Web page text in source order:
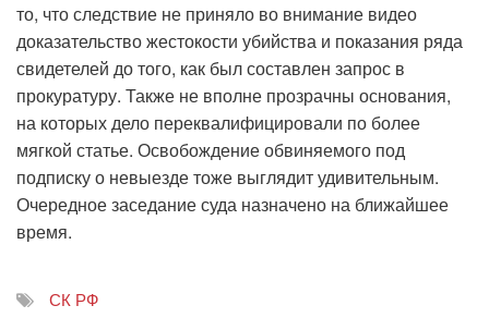
то, что следствие не приняло во внимание видео
доказательство жестокости убийства и показания ряда
свидетелей до того, как был составлен запрос в
прокуратуру. Также не вполне прозрачны основания,
на которых дело переквалифицировали по более
мягкой статье. Освобождение обвиняемого под
подписку о невыезде тоже выглядит удивительным.
Очередное заседание суда назначено на ближайшее
время.
СК РФ